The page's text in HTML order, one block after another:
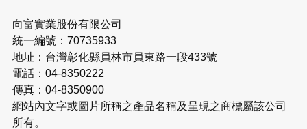
向富實業股份有限公司
統一編號：70735933
地址：台灣彰化縣員林市員東路一段433號
電話：04-8350222
傳真：04-8350900
網站內文字或圖片所稱之產品名稱及呈現之商標屬該公司
所有。